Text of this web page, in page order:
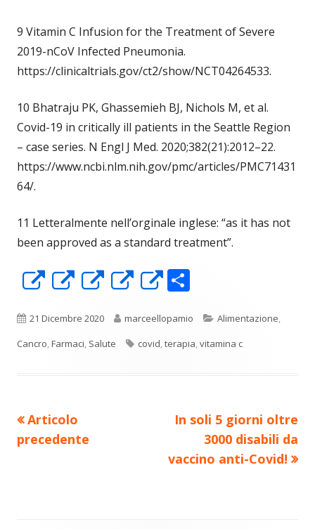
9 Vitamin C Infusion for the Treatment of Severe
2019-nCoV Infected Pneumonia.
https://clinicaltrials.gov/ct2/show/NCT04264533.
10 Bhatraju PK, Ghassemieh BJ, Nichols M, et al.
Covid-19 in critically ill patients in the Seattle Region
– case series. N Engl J Med. 2020;382(21):2012–22.
https://www.ncbi.nlm.nih.gov/pmc/articles/PMC71431
64/.
11 Letteralmente nell’orginale inglese: “as it has not
been approved as a standard treatment”.
Apre
una
nuova
Apre
una
nuova
Apre
una
nuova
Apre
una
nuova
Apre
una
nuova
n
di
Pubblicato
21 Dicembre 2020 Autore
marceellopamio Categorie
Alimentazione,
Cancro,Farmaci, Salute Tag
covid,terapia,vitamina c
Navigazione
articoli
Precedente
articolo:
Articolo
precedente
Nuovo
articolo:
In soli 5 giorni oltre
3000 disabili da
vaccino anti-Covid!